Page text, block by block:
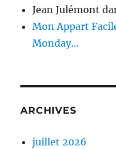
Jean Julémont
Mon Appart
Monday…
ARCHIVES
juillet 2026